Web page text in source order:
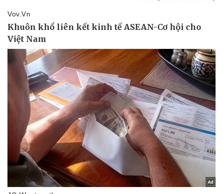
Pháp luật
Vụ án
Tin nóng
Tư vấn luật
Vũ khí
Việt Nam
Phân tích